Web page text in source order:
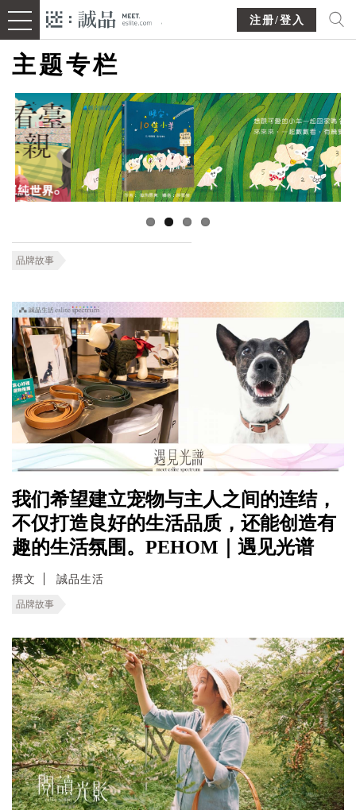
注册/登入
主题专栏
品牌故事
我们希望建立宠物与主人之间的连结，
不仅打造良好的生活品质，还能创造有
趣的生活氛围。PEHOM｜遇见光谱
撰文 誠品生活
品牌故事